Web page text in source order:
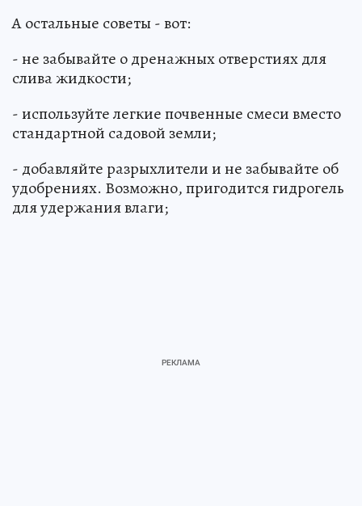
А остальные советы - вот:
- не забывайте о дренажных отверстиях для
слива жидкости;
- используйте легкие почвенные смеси вместо
стандартной садовой земли;
- добавляйте разрыхлители и не забывайте об
удобрениях. Возможно, пригодится гидрогель
для удержания влаги;